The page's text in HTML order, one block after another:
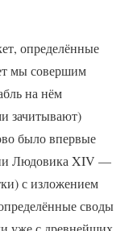
определённые
мы совершим
на нём
зачитывают)
было впервые
Людовика XIV —
с изложением
своды